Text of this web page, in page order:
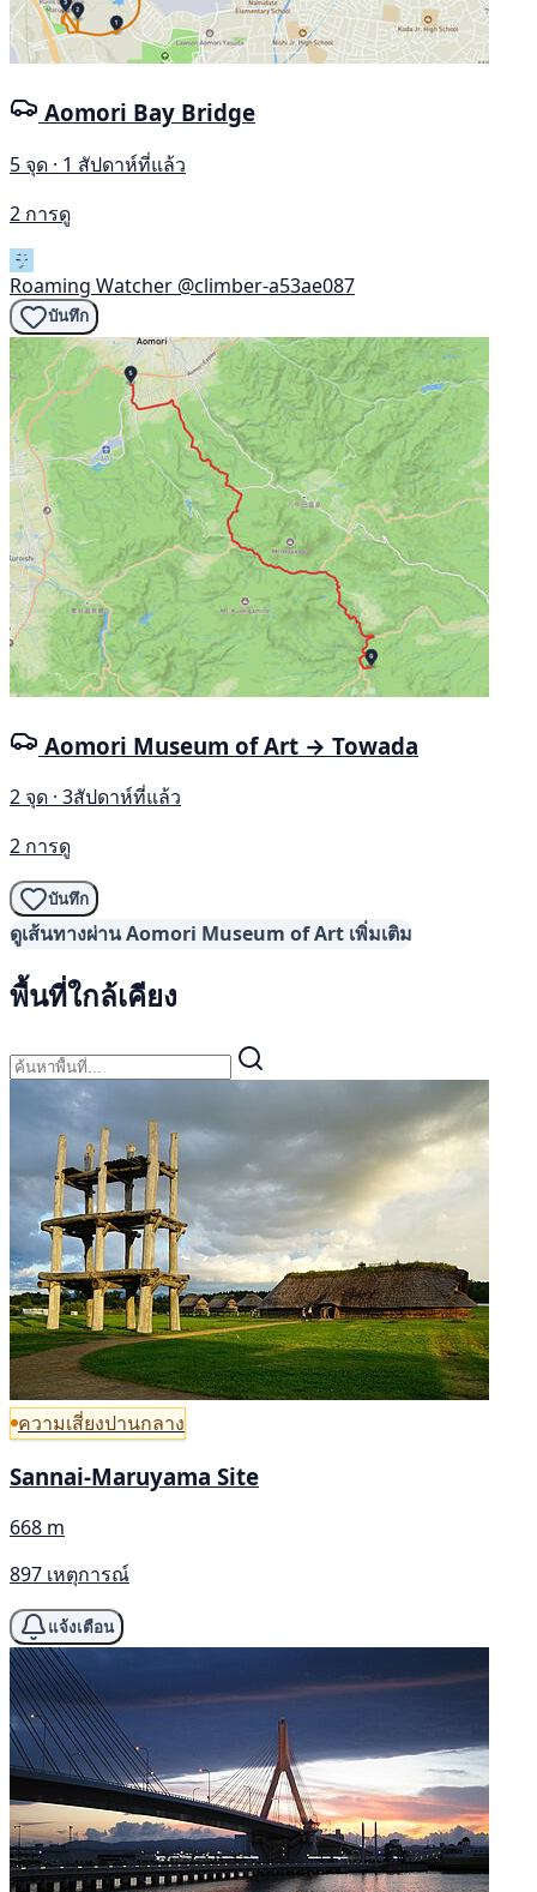
Aomori Bay Bridge
5 จุด · 1 สัปดาห์ที่แล้ว
2 การดู
Roaming Watcher @climber-a53ae087
บันทึก
Aomori Museum of Art → Towada
2 จุด · 3สัปดาห์ที่แล้ว
2 การดู
บันทึก
ดูเส้นทางผ่าน Aomori Museum of Art เพิ่มเติม
พื้นที่ใกล้เคียง
ความเสี่ยงปานกลาง
Sannai-Maruyama Site
668 m
897 เหตุการณ์
แจ้งเตือน